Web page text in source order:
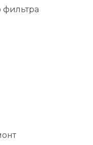
фильтра